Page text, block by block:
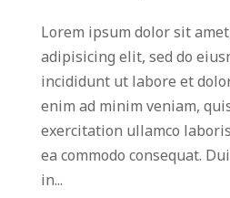
Lorem ipsum dolor sit
adipisicing elit, sed do
incididunt ut labore et
enim ad minim veniam,
exercitation ullamco
ea commodo consequat.
in...